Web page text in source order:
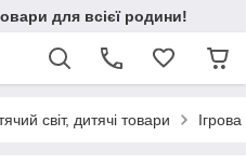
для всієї родини!
світ, дитячі товари